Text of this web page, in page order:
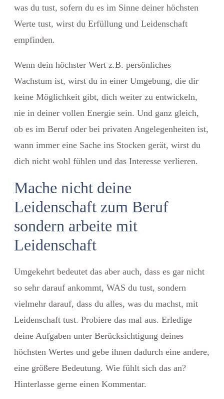
was du tust, sofern du es im Sinne deiner höchsten
Werte tust, wirst du Erfüllung und Leidenschaft
empfinden.
Wenn dein höchster Wert z.B. persönliches
Wachstum ist, wirst du in einer Umgebung, die dir
keine Möglichkeit gibt, dich weiter zu entwickeln,
nie in deiner vollen Energie sein. Und ganz gleich,
ob es im Beruf oder bei privaten Angelegenheiten ist,
wann immer eine Sache ins Stocken gerät, wirst du
dich nicht wohl fühlen und das Interesse verlieren.
Mache nicht deine
Leidenschaft zum Beruf
sondern arbeite mit
Leidenschaft
Umgekehrt bedeutet das aber auch, dass es gar nicht
so sehr darauf ankommt, WAS du tust, sondern
vielmehr darauf, dass du alles, was du machst, mit
Leidenschaft tust. Probiere das mal aus. Erledige
deine Aufgaben unter Berücksichtigung deines
höchsten Wertes und gebe ihnen dadurch eine andere,
eine größere Bedeutung. Wie fühlt sich das an?
Hinterlasse gerne einen Kommentar.